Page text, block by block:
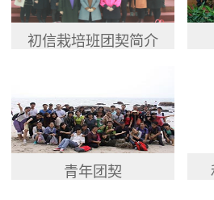
初信栽培班团契简介
青年团契